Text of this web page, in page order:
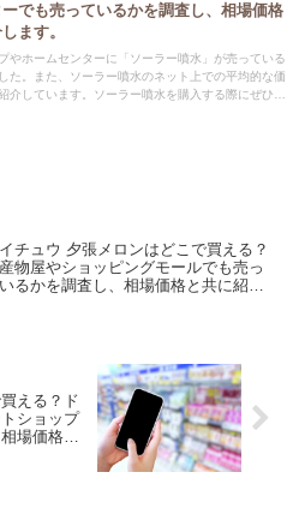
でも売っているかを調査し、相場価格
ます。
やホームセンターに「ソーラー噴水」が売っている
た。また、ソーラー噴水のネット上での平均的な価
介しています。ソーラー噴水を購入する際にぜひ参
チュウ 夕張メロンはどこで買える？
物屋やショッピングモールでも売っ
るかを調査し、相場価格と共に紹介
える？ド
ショップ
場価格と